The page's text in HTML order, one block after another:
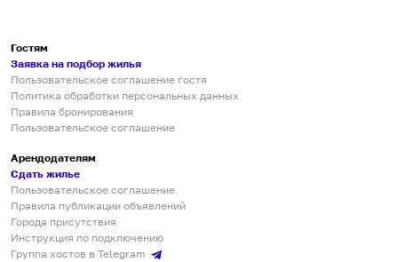
Гостям
Заявка на подбор жилья
Пользовательское соглашение гостя
Политика обработки персональных данных
Правила бронирования
Пользовательское соглашение
Арендодателям
Сдать жилье
Пользовательское соглашение
Правила публикации объявлений
Города присутствия
Инструкция по подключению
Группа хостов в Telegram